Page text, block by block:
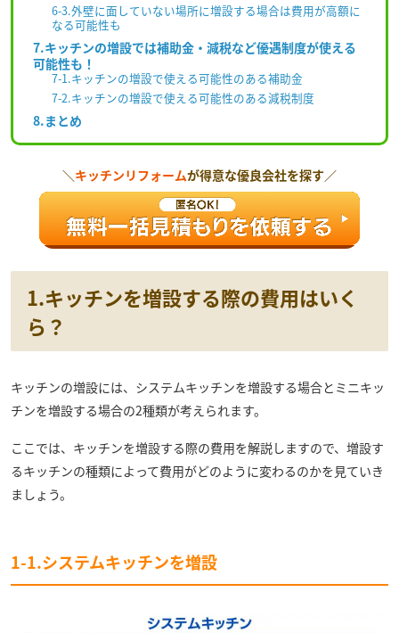
6-3.外壁に面していない場所に増設する場合は費用が高額に
なる可能性も
7.キッチンの増設では補助金・減税など優遇制度が使える
可能性も！
7-1.キッチンの増設で使える可能性のある補助金
7-2.キッチンの増設で使える可能性のある減税制度
8.まとめ
＼ キッチンリフォームが得意な優良会社を探す／
1.キッチンを増設する際の費用はいく
ら？
キッチンの増設には、システムキッチンを増設する場合とミニキッ
チンを増設する場合の2種類が考えられます。
ここでは、キッチンを増設する際の費用を解説しますので、増設す
るキッチンの種類によって費用がどのように変わるのかを見ていき
ましょう。
1-1.システムキッチンを増設